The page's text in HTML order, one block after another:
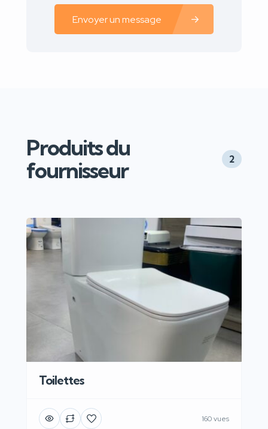
Envoyer un message
Produits du
fournisseur
2
Toilettes
160 vues